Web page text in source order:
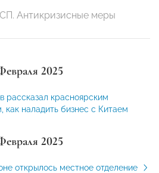
Антикризисные меры
2025
рассказал красноярским
как наладить бизнес с Китаем
2025
открылось местное отделение